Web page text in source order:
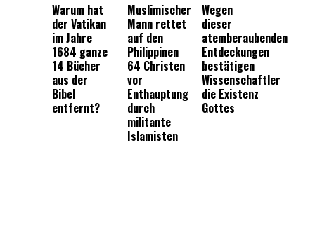
Warum hat
der Vatikan
im Jahre
1684 ganze
14 Bücher
aus der
Bibel
entfernt?
Muslimischer
Mann rettet
auf den
Philippinen
64 Christen
vor
Enthauptung
durch
militante
Islamisten
Wegen
dieser
atemberaubenden
Entdeckungen
bestätigen
Wissenschaftler
die Existenz
Gottes